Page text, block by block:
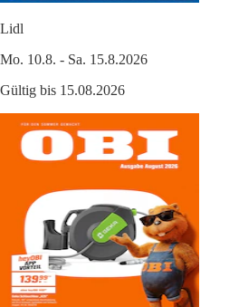
Lidl
Mo. 10.8. - Sa. 15.8.2026
Gültig bis 15.08.2026